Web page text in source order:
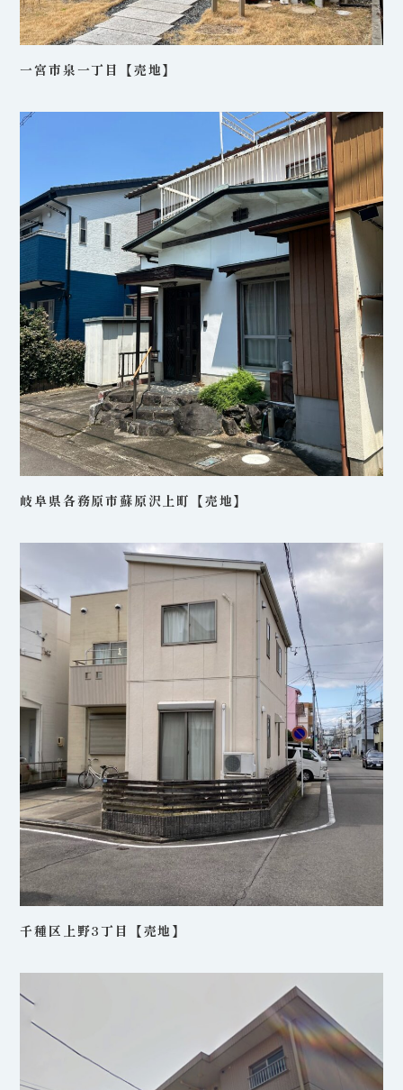
一宮市泉一丁目【売地】
岐阜県各務原市蘇原沢上町【売地】
千種区上野3丁目【売地】